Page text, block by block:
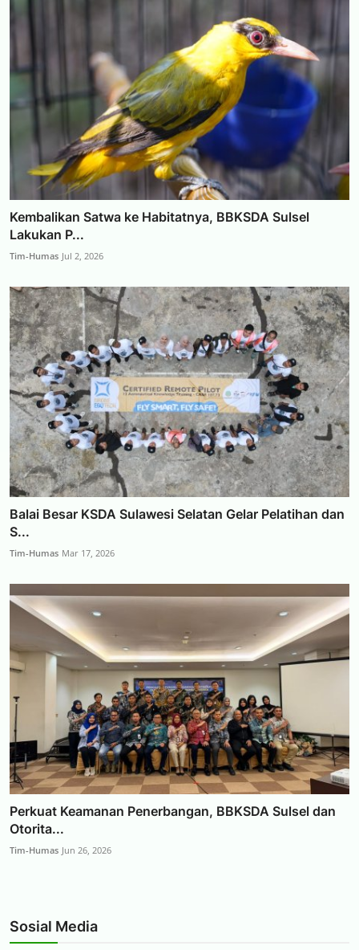
Kembalikan Satwa ke Habitatnya, BBKSDA Sulsel
Lakukan P...
Tim-Humas Jul 2, 2026
Balai Besar KSDA Sulawesi Selatan Gelar Pelatihan dan
S...
Tim-Humas Mar 17, 2026
Perkuat Keamanan Penerbangan, BBKSDA Sulsel dan
Otorita...
Tim-Humas Jun 26, 2026
Sosial Media